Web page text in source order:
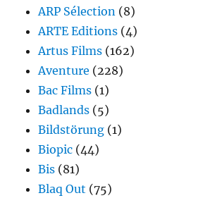
ARP Sélection (8)
ARTE Editions (4)
Artus Films (162)
Aventure (228)
Bac Films (1)
Badlands (5)
Bildstörung (1)
Biopic (44)
Bis (81)
Blaq Out (75)